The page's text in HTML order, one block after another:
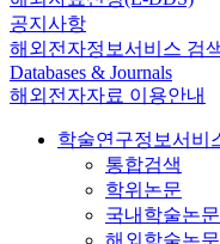
공지사항
해외전자정보서비스 검
Databases & Journals
해외전자자료 이용안내
학술연구정보서비
통합검색
학위논문
국내학술논문